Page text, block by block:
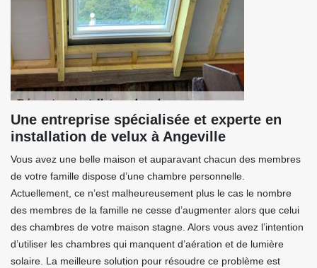
Une entreprise spécialisée et experte en
installation de velux à Angeville
Vous avez une belle maison et auparavant chacun des membres
de votre famille dispose d’une chambre personnelle.
Actuellement, ce n’est malheureusement plus le cas le nombre
des membres de la famille ne cesse d’augmenter alors que celui
des chambres de votre maison stagne. Alors vous avez l’intention
d’utiliser les chambres qui manquent d’aération et de lumière
solaire. La meilleure solution pour résoudre ce problème est